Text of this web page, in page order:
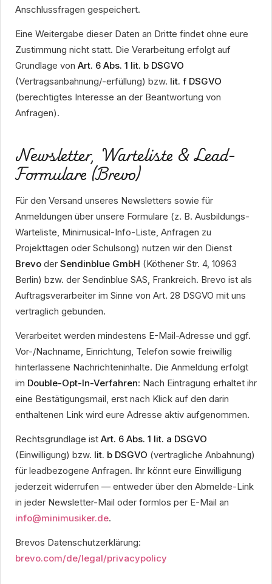
Anschlussfragen gespeichert.
Eine Weitergabe dieser Daten an Dritte findet ohne eure
Zustimmung nicht statt. Die Verarbeitung erfolgt auf
Grundlage von Art. 6 Abs. 1 lit. b DSGVO
(Vertragsanbahnung/-erfüllung) bzw. lit. f DSGVO
(berechtigtes Interesse an der Beantwortung von
Anfragen).
Newsletter, Warteliste & Lead-
Formulare (Brevo)
Für den Versand unseres Newsletters sowie für
Anmeldungen über unsere Formulare (z. B. Ausbildungs-
Warteliste, Minimusical-Info-Liste, Anfragen zu
Projekttagen oder Schulsong) nutzen wir den Dienst
Brevo der Sendinblue GmbH (Köthener Str. 4, 10963
Berlin) bzw. der Sendinblue SAS, Frankreich. Brevo ist als
Auftragsverarbeiter im Sinne von Art. 28 DSGVO mit uns
vertraglich gebunden.
Verarbeitet werden mindestens E-Mail-Adresse und ggf.
Vor-/Nachname, Einrichtung, Telefon sowie freiwillig
hinterlassene Nachrichteninhalte. Die Anmeldung erfolgt
im Double-Opt-In-Verfahren: Nach Eintragung erhaltet ihr
eine Bestätigungsmail, erst nach Klick auf den darin
enthaltenen Link wird eure Adresse aktiv aufgenommen.
Rechtsgrundlage ist Art. 6 Abs. 1 lit. a DSGVO
(Einwilligung) bzw. lit. b DSGVO (vertragliche Anbahnung)
für leadbezogene Anfragen. Ihr könnt eure Einwilligung
jederzeit widerrufen — entweder über den Abmelde-Link
in jeder Newsletter-Mail oder formlos per E-Mail an
info@minimusiker.de.
Brevos Datenschutzerklärung:
brevo.com/de/legal/privacypolicy